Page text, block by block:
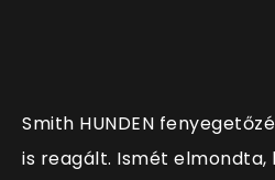
Smith HUNDEN
is reagált. Ismét elmondta,